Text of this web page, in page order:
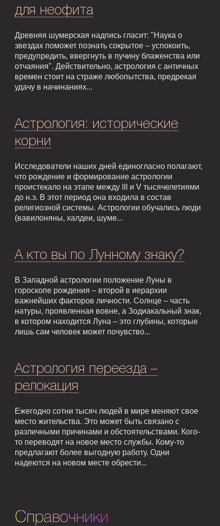
для неофита
Древняя шумерская надпись гласит: "Наука о
звездах поможет познать сокрытое – успокоить,
предупредить, ввергнуть в пучину блаженства или
отчаяния". Действительно, астрология с античных
времен стоит на страже любопытства, предрекая
удачу в начинаниях...
Астрология: исторические
корни
Исследователи наших дней единогласно полагают,
что рождение и формирование астрологии
проистекало на этапе между III и V тысячелетиями
до н.э. В этот период она входила в состав
религиозной системы. Астрологии обучались люди
(вавилоняны, халдеи, шуме...
А кто вы по Лунному знаку?
В Западной астрологии положение Луны в
гороскопе рождения – второй в иерархии
важнейших факторов личности. Солнце – часть
натуры, проявленная вовне, а Зодиакальный знак,
в котором находится Луна – это глубины, которые
лишь сам человек может почувство...
Астрология переезда –
релокация
Ежегодно сотни тысяч людей в мире меняют свое
место жительства. Это может быть связано с
различными причинами и обстоятельствами. Кого-
то переводят на новое место службы. Кому-то
предлагают более выгодную работу. Одни
надеются на новом месте обрести...
Справочники